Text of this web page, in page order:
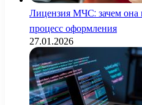
Лицензия МЧС: зачем она
процесс оформления
27.01.2026